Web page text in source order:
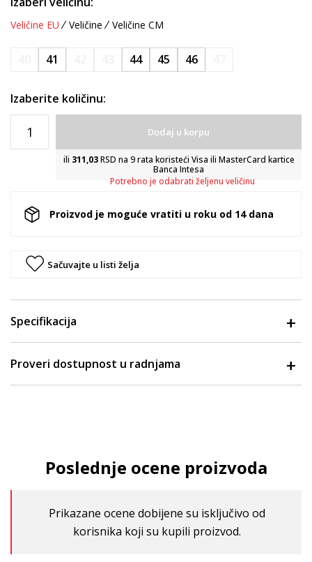
Veličine EU Veličine Veličine CM
41 44 45 46
Izaberite količinu:
Dodaj u korpu
ili 311,03RSD na 9 rata koristeći Visa ili MasterCard kartice
Banca Intesa
Potrebno je odabrati željenu veličinu
Proizvod je moguće vratiti u roku od 14 dana
Sačuvajte u listi želja
Specifikacija
Proveri dostupnost u radnjama
Poslednje ocene proizvoda
Prikazane ocene dobijene su isključivo od
korisnika koji su kupili proizvod.